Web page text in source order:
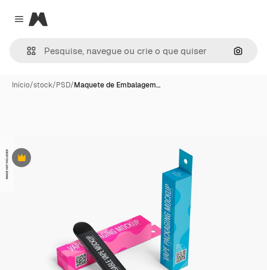
Close menu
Magnific
Início/stock/PSD/Maquete de Embalagem…
Premium